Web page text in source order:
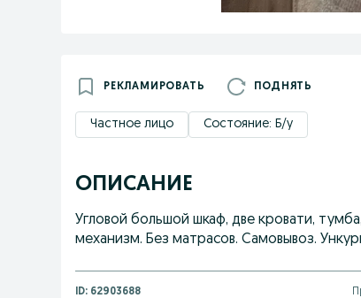
РЕКЛАМИРОВАТЬ ПОДНЯТЬ
Частное лицо Состояние: Б/у
ОПИСАНИЕ
Угловой большой шкаф, две кровати,
механизм. Без матрасов. Самовывоз.
ID: 62903688